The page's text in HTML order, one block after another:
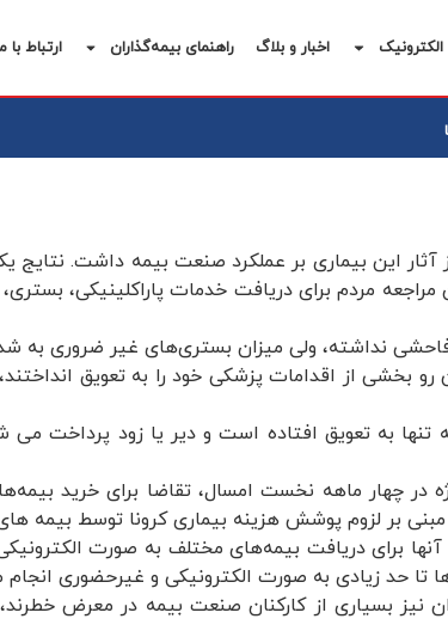
اخبار و بلاگ راهنمای بیمه‌گذاران ارتباط با
این بیماری بر عملکرد صنعت بیمه داشت. نتایج
مردم برای دریافت خدمات پاراکلینیکی،
نداشته، ولی میزان بستری‌های غیر ضروری
از اقدامات پزشکی خود را به تعویق
به تعویق افتاده است و دیر یا زود پرداخت
چهار ماهه نخست امسال، تقاضا برای خرید
بر لزوم پوشش هزینه بیماری کرونا توسط بیمه های
برای دریافت بیمه‌های مختلف به صورت
تا حد زیادی به صورت الکترونیکی و غیرحضوری
نیز بسیاری از کارکنان صنعت بیمه در معرض